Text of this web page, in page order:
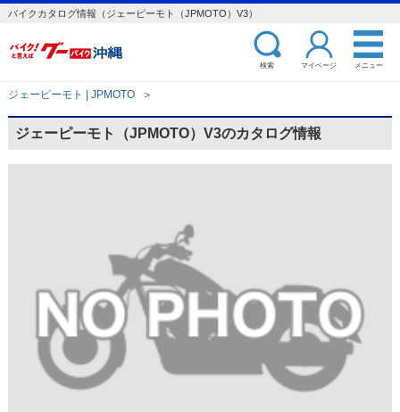
バイクカタログ情報（ジェーピーモト（JPMOTO）V3）
検索 マイページ メニュー
ジェーピーモト | JPMOTO ＞
ジェーピーモト（JPMOTO）V3のカタログ情報